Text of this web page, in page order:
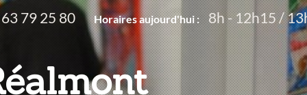
79 25 80 Horaires aujourd'hui : 8h - 12h15 /